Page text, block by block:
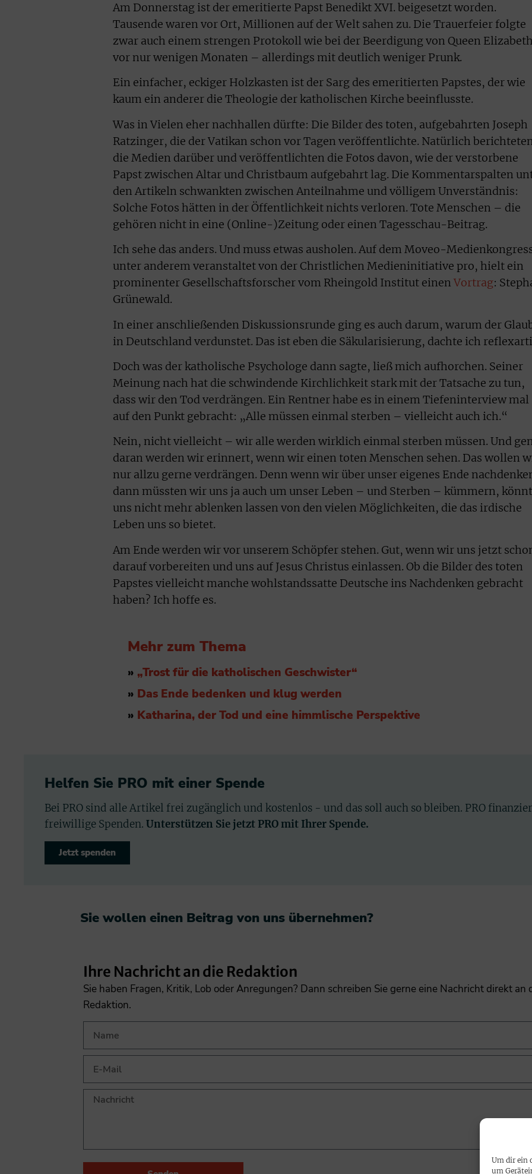
Um dir ein
um
Am Donnerstag ist der emeritierte Papst Benedikt XVI. beigesetzt worden.
Tausende waren vor Ort, Millionen auf der Welt sahen zu. Die Trauerfeier folgte
zwar auch einem strengen Protokoll wie bei der Beerdigung von Queen Elizabeth
vor nur wenigen Monaten – allerdings mit deutlich weniger Prunk.
Ein einfacher, eckiger Holzkasten ist der Sarg des emeritierten Papstes, der wie
kaum ein anderer die Theologie der katholischen Kirche beeinflusste.
Was in Vielen eher nachhallen dürfte: Die Bilder des toten, aufgebahrten Joseph
Ratzinger, die der Vatikan schon vor Tagen veröffentlichte. Natürlich
die Medien darüber und veröffentlichten die Fotos davon, wie der verstorbene
Papst zwischen Altar und Christbaum aufgebahrt lag. Die Kommentarspalten
den Artikeln schwankten zwischen Anteilnahme und völligem Unverständnis:
Solche Fotos hätten in der Öffentlichkeit nichts verloren. Tote Menschen – die
gehören nicht in eine (Online-)Zeitung oder einen Tagesschau-Beitrag.
Ich sehe das anders. Und muss etwas ausholen. Auf dem Moveo-
unter anderem veranstaltet von der Christlichen Medieninitiative pro, hielt ein
prominenter Gesellschaftsforscher vom Rheingold Institut einen Vortrag:
Grünewald.
In einer anschließenden Diskussionsrunde ging es auch darum, warum der
in Deutschland verdunstet. Das ist eben die Säkularisierung, dachte ich
Doch was der katholische Psychologe dann sagte, ließ mich aufhorchen. Seiner
Meinung nach hat die schwindende Kirchlichkeit stark mit der Tatsache zu tun,
dass wir den Tod verdrängen. Ein Rentner habe es in einem Tiefeninterview mal
auf den Punkt gebracht: „Alle müssen einmal sterben – vielleicht auch ich.“
Nein, nicht vielleicht – wir alle werden wirklich einmal sterben müssen. Und
daran werden wir erinnert, wenn wir einen toten Menschen sehen. Das wollen
nur allzu gerne verdrängen. Denn wenn wir über unser eigenes Ende
dann müssten wir uns ja auch um unser Leben – und Sterben – kümmern,
uns nicht mehr ablenken lassen von den vielen Möglichkeiten, die das irdische
Leben uns so bietet.
Am Ende werden wir vor unserem Schöpfer stehen. Gut, wenn wir uns jetzt
darauf vorbereiten und uns auf Jesus Christus einlassen. Ob die Bilder des toten
Papstes vielleicht manche wohlstandssatte Deutsche ins Nachdenken gebracht
haben? Ich hoffe es.
Mehr zum Thema
» „Trost für die katholischen Geschwister“
» Das Ende bedenken und klug werden
» Katharina, der Tod und eine himmlische Perspektive
Helfen Sie PRO mit einer Spende
Bei PRO sind alle Artikel frei zugänglich und kostenlos - und das soll auch so bleiben. PRO
freiwillige Spenden. Unterstützen Sie jetzt PRO mit Ihrer Spende.
Jetzt spenden
Sie wollen einen Beitrag von uns übernehmen?​
Ihre Nachricht an die Redaktion
Sie haben Fragen, Kritik, Lob oder Anregungen? Dann schreiben Sie gerne eine Nachricht direkt an
Redaktion.